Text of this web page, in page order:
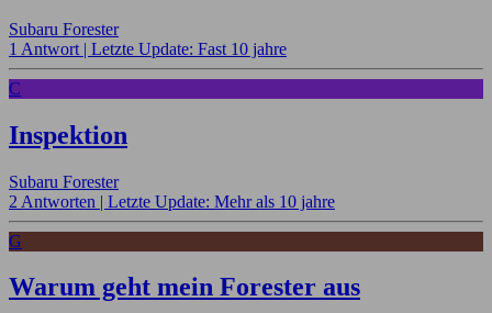
Subaru Forester
1 Antwort | Letzte Update: Fast 10 jahre
C
Inspektion
Subaru Forester
2 Antworten | Letzte Update: Mehr als 10 jahre
G
Warum geht mein Forester aus